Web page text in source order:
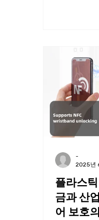
플라스틱
금과 산
어 보호
-
2025년